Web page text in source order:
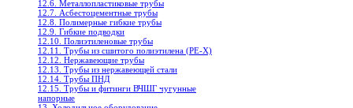
12.6. Металлопластиковые трубы
12.7. Асбестоцементные трубы
12.8. Полимерные гибкие трубы
12.9. Гибкие подводки
12.10. Полиэтиленовые трубы
12.11. Трубы из сшитого полиэтилена (PE-X)
12.12. Нержавеющие трубы
12.13. Трубы из нержавеющей стали
12.14. Трубы ПНД
12.15. Трубы и фитинги ВЧШГ чугунные
напорные